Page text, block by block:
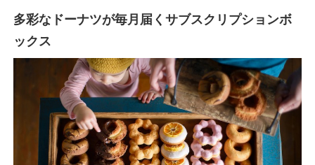
多彩なドーナツが毎月届くサブスクリプションボ
ックス